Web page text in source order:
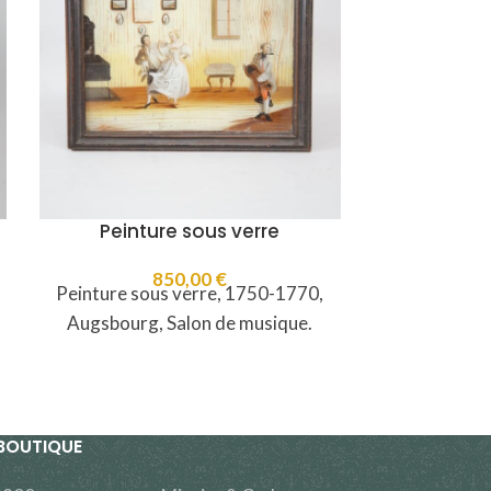
Peinture sous verre
850,00€
Peinture sous verre, 1750-1770,
Augsbourg, Salon de musique.